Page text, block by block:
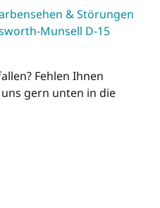
& Störungen
Munsell D-15
Fehlen Ihnen
gern unten in die